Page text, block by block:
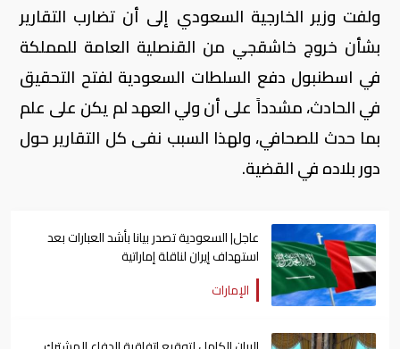
ولفت وزير الخارجية السعودي إلى أن تضارب التقارير
بشأن خروج خاشقجي من القنصلية العامة للمملكة
في اسطنبول دفع السلطات السعودية لفتح التحقيق
في الحادث، مشدداً على أن ولي العهد لم يكن على علم
بما حدث للصحافي، ولهذا السبب نفى كل التقارير حول
دور بلاده في القضية.
عاجل| السعودية تصدر بيانا بأشد العبارات بعد
استهداف إيران لناقلة إماراتية
الإمارات